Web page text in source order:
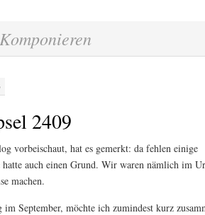
Komponieren
2409
vorbeischaut, hat es gemerkt: da fehlen einige
hatte auch einen Grund. Wir waren nämlich im
machen.
September, möchte ich zumindest kurz